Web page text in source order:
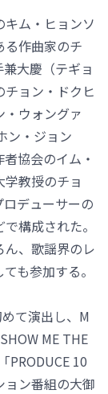
ム・ヒョンソ
る作曲家のチ
大慶（テギョ
ョン・ドクヒ
・ウォングァ
ン・ジョン
協会のイム・
教授のチョ
デューサーの
構成された。
、歌謡界のレ
も参加する。
て演出し、M
ME THE
PRODUCE 10
ョン番組の大御